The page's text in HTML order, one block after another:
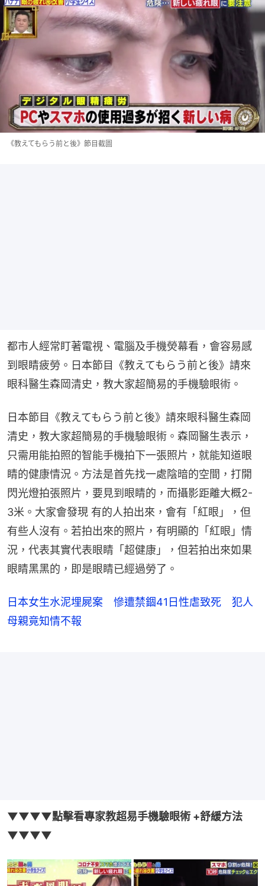
《教えてもらう前と後》節目截圖
都市人經常盯著電視、電腦及手機熒幕看，會容易感
到眼睛疲勞。日本節目《教えてもらう前と後》請來
眼科醫生森岡清史，教大家超簡易的手機驗眼術。
日本節目《教えてもらう前と後》請來眼科醫生森岡
清史，教大家超簡易的手機驗眼術。森岡醫生表示，
只需用能拍照的智能手機拍下一張照片，就能知道眼
睛的健康情況。方法是首先找一處陰暗的空間，打開
閃光燈拍張照片，要見到眼睛的，而攝影距離大概2-
3米。大家會發現 有的人拍出來，會有「紅眼」，但
有些人沒有。若拍出來的照片，有明顯的「紅眼」情
況，代表其實代表眼睛「超健康」，但若拍出來如果
眼睛黑黑的，即是眼睛已經過勞了。
日本女生水泥埋屍案 慘遭禁錮41日性虐致死 犯人
母親竟知情不報
▼▼▼▼點擊看專家教超易手機驗眼術 +舒緩方法
▼▼▼▼